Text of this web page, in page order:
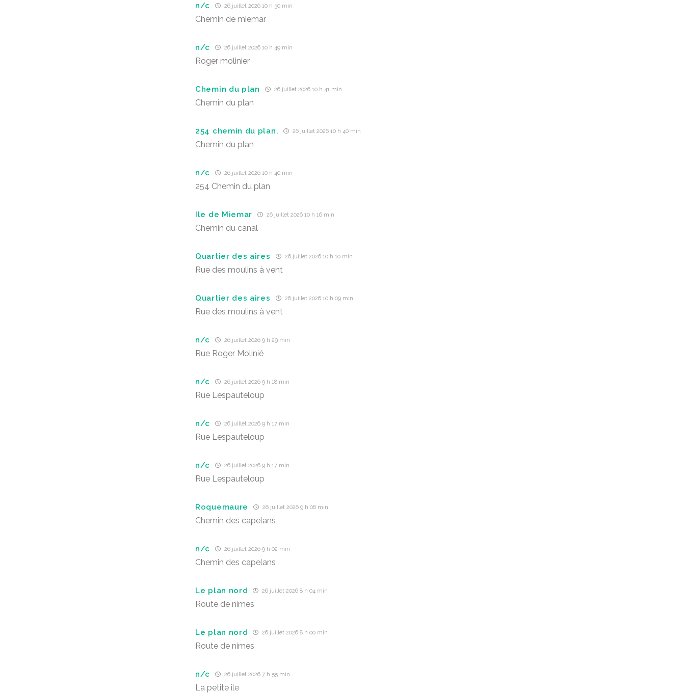
n/c 26 juillet 2026 10 h 50 min
Chemin de miemar
n/c 26 juillet 2026 10 h 49 min
Roger molinier
Chemin du plan 26 juillet 2026 10 h 41 min
Chemin du plan
254 chemin du plan. 26 juillet 2026 10 h 40 min
Chemin du plan
n/c 26 juillet 2026 10 h 40 min
254 Chemin du plan
Ile de Miemar 26 juillet 2026 10 h 16 min
Chemin du canal
Quartier des aires 26 juillet 2026 10 h 10 min
Rue des moulins à vent
Quartier des aires 26 juillet 2026 10 h 09 min
Rue des moulins à vent
n/c 26 juillet 2026 9 h 29 min
Rue Roger Molinié
n/c 26 juillet 2026 9 h 18 min
Rue Lespauteloup
n/c 26 juillet 2026 9 h 17 min
Rue Lespauteloup
n/c 26 juillet 2026 9 h 17 min
Rue Lespauteloup
Roquemaure 26 juillet 2026 9 h 06 min
Chemin des capelans
n/c 26 juillet 2026 9 h 02 min
Chemin des capelans
Le plan nord 26 juillet 2026 8 h 04 min
Route de nimes
Le plan nord 26 juillet 2026 8 h 00 min
Route de nimes
n/c 26 juillet 2026 7 h 55 min
La petite ile